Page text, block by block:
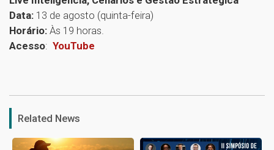
Data: 13 de agosto (quinta-feira)
Horário: Às 19 horas.
Acesso: YouTube
Related News